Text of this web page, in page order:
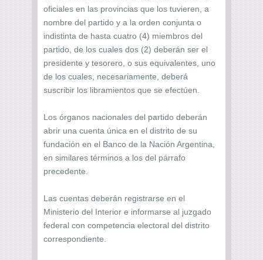
oficiales en las provincias que los tuvieren, a
nombre del partido y a la orden conjunta o
indistinta de hasta cuatro (4) miembros del
partido, de los cuales dos (2) deberán ser el
presidente y tesorero, o sus equivalentes, uno
de los cuales, necesariamente, deberá
suscribir los libramientos que se efectúen.
Los órganos nacionales del partido deberán
abrir una cuenta única en el distrito de su
fundación en el Banco de la Nación Argentina,
en similares términos a los del párrafo
precedente.
Las cuentas deberán registrarse en el
Ministerio del Interior e informarse al juzgado
federal con competencia electoral del distrito
correspondiente.